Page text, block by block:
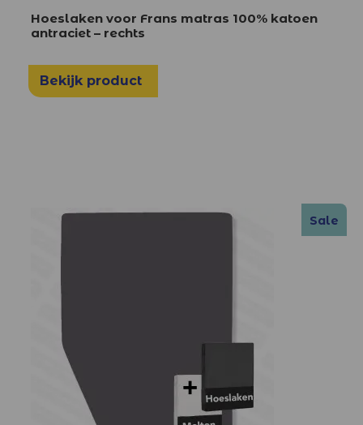
Hoeslaken voor Frans matras 100% katoen
antraciet – rechts
Bekijk product
Sale